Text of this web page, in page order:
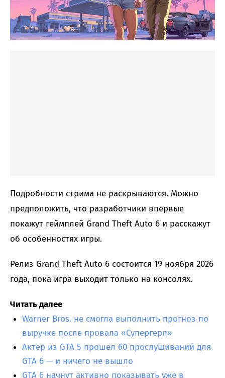
Подробности стрима не раскрываются. Можно
предположить, что разработчики впервые
покажут геймплей Grand Theft Auto 6 и расскажут
об особенностях игры.
Релиз Grand Theft Auto 6 состоится 19 ноября 2026
года, пока игра выходит только на консолях.
Читать далее
Warner Bros. не смогла выполнить прогноз по
выручке после провала «Супергерл»
Актер из GTA 5 прошел 60 прослушиваний для
GTA 6 — и ничего не вышло
GTA 6 начнут активно показывать уже в